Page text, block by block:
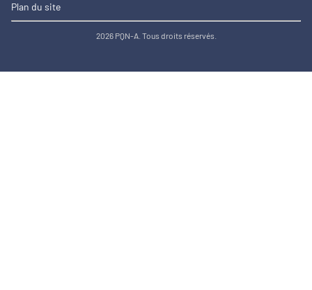
Plan du site
2026 PQN-A. Tous droits réservés.